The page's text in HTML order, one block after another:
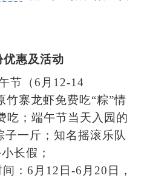
优惠及活动
节（6月12-14
竹寨龙虾免费吃“粽”情
吃；端午节当天入园的
一斤；知名摇滚乐队
长假；
：6月12日-6月20日，